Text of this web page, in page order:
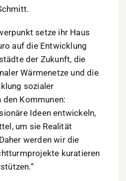
setze ihr Haus
auf die Entwicklung
der Zukunft, die
Wärmenetze und die
sozialer
Kommunen:
Ideen entwickeln,
um sie Realität
werden wir die
kuratieren